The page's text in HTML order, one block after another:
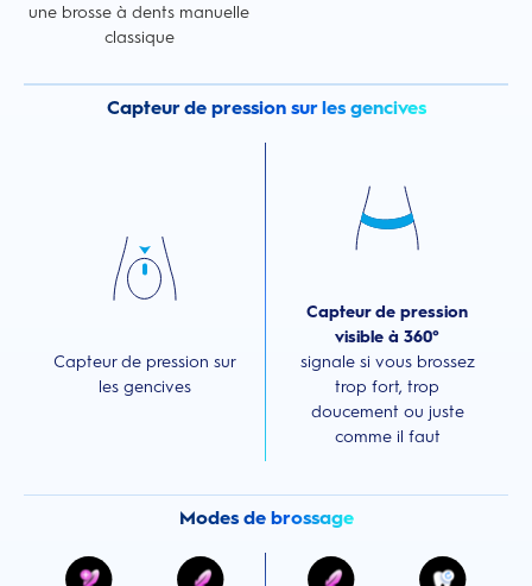
une brosse à dents manuelle
classique
Capteur de pression sur les gencives
Capteur de pression sur
les gencives
Capteur de pression
visible à 360°
signale si vous brossez
trop fort, trop
doucement ou juste
comme il faut
Modes de brossage